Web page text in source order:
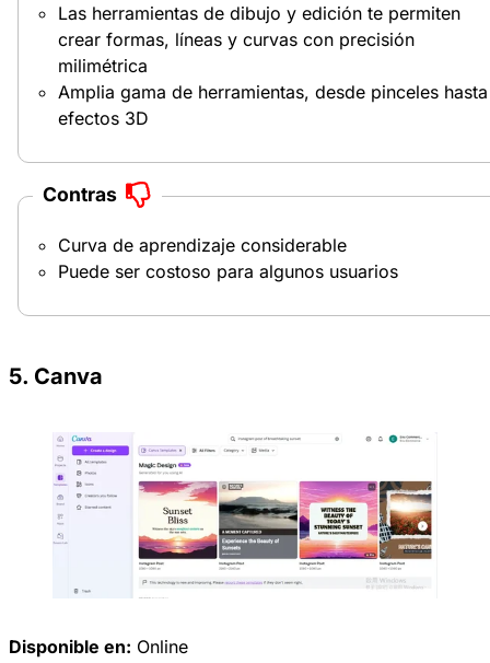
Las herramientas de dibujo y edición te permiten
crear formas, líneas y curvas con precisión
milimétrica
Amplia gama de herramientas, desde pinceles hasta
efectos 3D
Contras
Curva de aprendizaje considerable
Puede ser costoso para algunos usuarios
5. Canva
Disponible en: Online